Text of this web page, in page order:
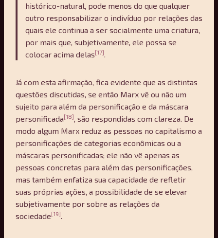
histórico-natural, pode menos do que qualquer
outro responsabilizar o indivíduo por relações das
quais ele continua a ser socialmente uma criatura,
por mais que, subjetivamente, ele possa se
colocar acima delas[17]
Já com esta afirmação, fica evidente que as distintas
questões discutidas, se então Marx vê ou não um
sujeito para além da personificação e da máscara
personificada[18] , são respondidas com clareza. De
modo algum Marx reduz as pessoas no capitalismo a
personificações de categorias econômicas ou a
máscaras personificadas; ele não vê apenas as
pessoas concretas para além das personificações,
mas também enfatiza sua capacidade de refletir
suas próprias ações, a possibilidade de se elevar
subjetivamente por sobre as relações da
sociedade[19]